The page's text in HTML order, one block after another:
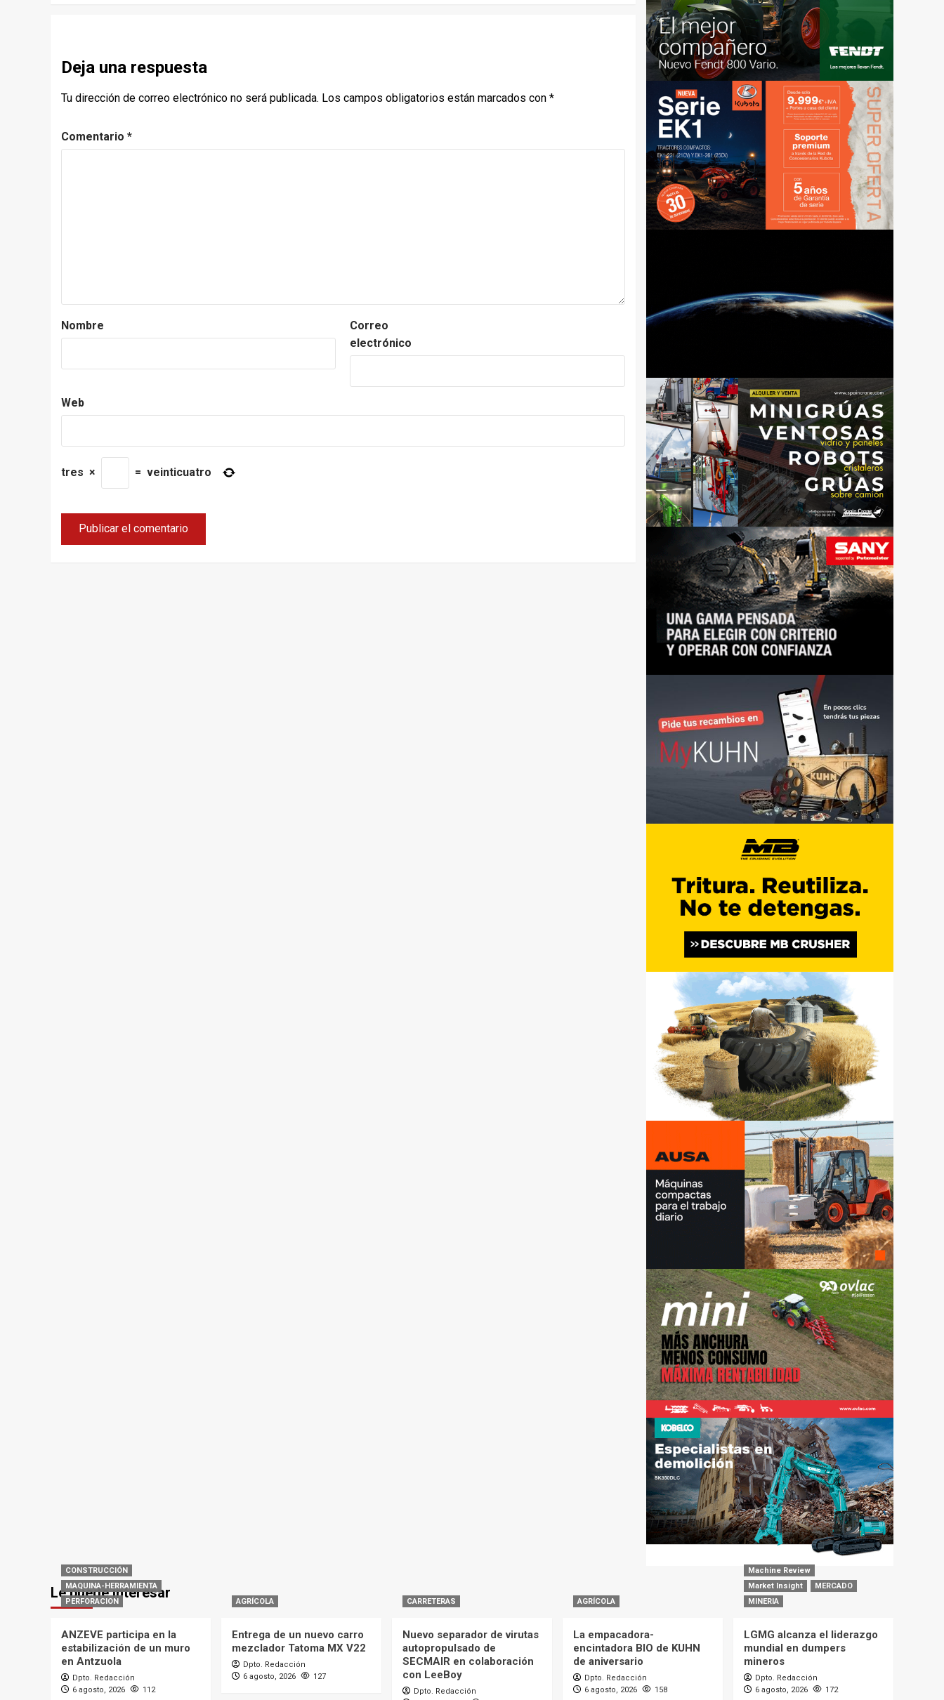
Deja una respuesta
Tu dirección de correo electrónico no será publicada. Los campos obligatorios están marcados con *
Comentario *
Nombre
Correo
electrónico
Web
tres × = veinticuatro
Le puede interesar
CONSTRUCCIÓN
MAQUINA-HERRAMIENTA
PERFORACION
ANZEVE participa en la
estabilización de un muro
en Antzuola
Dpto. Redacción
6 agosto, 2026
112
AGRÍCOLA
Entrega de un nuevo carro
mezclador Tatoma MX V22
Dpto. Redacción
6 agosto, 2026
127
CARRETERAS
Nuevo separador de virutas
autopropulsado de
SECMAIR en colaboración
con LeeBoy
Dpto. Redacción
AGRÍCOLA
La empacadora-
encintadora BIO de KUHN
de aniversario
Dpto. Redacción
6 agosto, 2026
158
Machine Review
Market Insight
MERCADO
MINERIA
LGMG alcanza el liderazgo
mundial en dumpers
mineros
Dpto. Redacción
6 agosto, 2026
172